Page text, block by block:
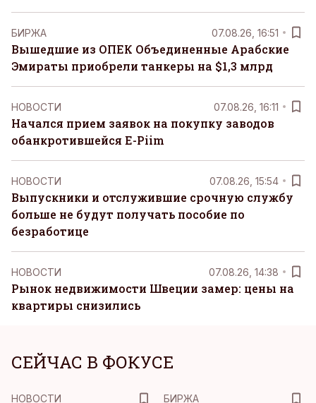
БИРЖА 07.08.26, 16:51
Вышедшие из ОПЕК Объединенные Арабские
Эмираты приобрели танкеры на $1,3 млрд
НОВОСТИ 07.08.26, 16:11
Начался прием заявок на покупку заводов
обанкротившейся E-Piim
НОВОСТИ 07.08.26, 15:54
Выпускники и отслужившие срочную службу
больше не будут получать пособие по
безработице
НОВОСТИ 07.08.26, 14:38
Рынок недвижимости Швеции замер: цены на
квартиры снизились
СЕЙЧАС В ФОКУСЕ
НОВОСТИ БИРЖА